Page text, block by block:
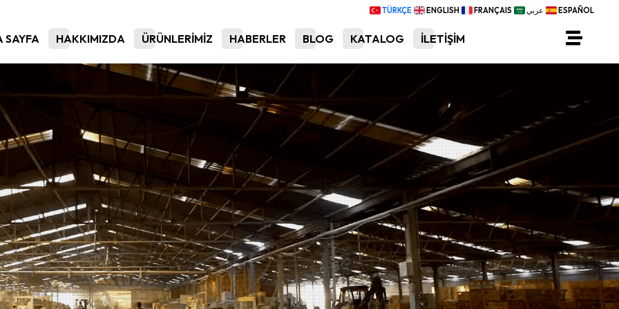
SAYFA HAKKIMIZDA ÜRÜNLERİMİZ HABERLER BLOG KATALOG İLETİŞİM
TÜRKÇE ENGLISH FRANÇAIS عربي ESPAÑOL